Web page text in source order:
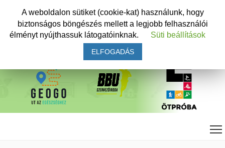
A weboldalon sütiket (cookie-kat) használunk, hogy
biztonságos böngészés mellett a legjobb felhasználói
élményt nyújthassuk látogatóinknak.
Süti beállítások
ELFOGADÁS